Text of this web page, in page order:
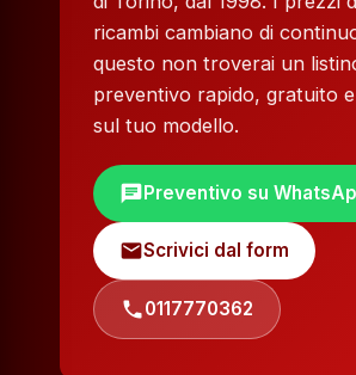
ricambi cambiano di
questo non troverai un
preventivo rapido, gratuito
sul tuo modello.
chatPreventivo su
mailScrivici dal form
phone0117770362